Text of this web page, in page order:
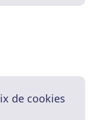
de cookies